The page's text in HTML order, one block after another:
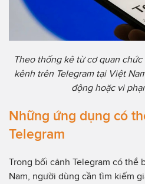
Theo thống kê từ cơ quan
kênh trên Telegram tại Việt
động hoặc vi
Những ứng dụng có
Telegram
Trong bối cảnh Telegram có thể
Nam, người dùng cần tìm kiếm